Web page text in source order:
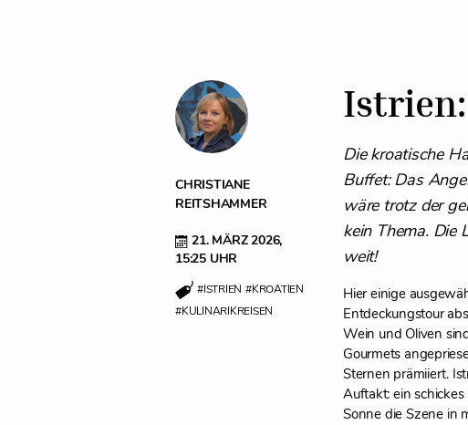
CHRISTIANE
REITSHAMMER
21. MÄRZ 2026,
15:25 UHR
#ISTRIEN #KROATIEN
#KULINARIKREISEN
Die kroatische
Buffet: Das
wäre trotz der
kein Thema. Die
weit!
Hier einige
Entdeckungstour
Wein und Oliven
Gourmets
Sternen prämiiert.
Auftakt: ein
Sonne die Szene in